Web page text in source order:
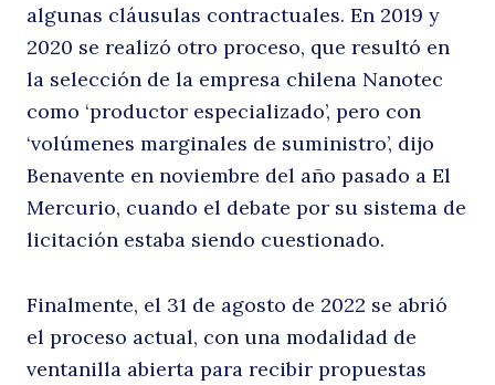
algunas cláusulas contractuales. En 2019 y
2020 se realizó otro proceso, que resultó en
la selección de la empresa chilena Nanotec
como ‘productor especializado’, pero con
‘volúmenes marginales de suministro’, dijo
Benavente en noviembre del año pasado a El
Mercurio, cuando el debate por su sistema de
licitación estaba siendo cuestionado.
Finalmente, el 31 de agosto de 2022 se abrió
el proceso actual, con una modalidad de
ventanilla abierta para recibir propuestas